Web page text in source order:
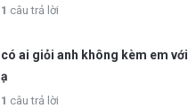
1 câu trả lời
có ai giỏi anh không kèm em với
ạ
1 câu trả lời